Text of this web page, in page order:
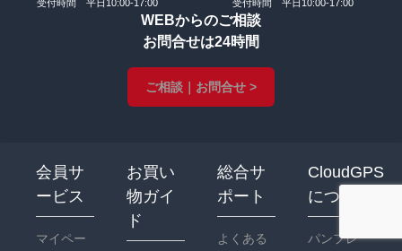
受付時間 平日10:00-17:00 受付時間 平日10:00-17:00
WEBからのご相談
お問合せは24時間
ご相談｜お問合せ >
会員サ
ービス
マイペー
お買い
物ガイ
ド
総合サ
ポート
よくある
CloudGPS
について
パンフレ